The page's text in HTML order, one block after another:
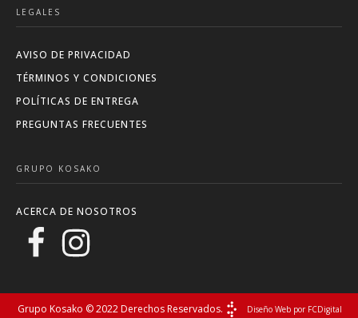
LEGALES
AVISO DE PRIVACIDAD
TÉRMINOS Y CONDICIONES
POLÍTICAS DE ENTREGA
PREGUNTAS FRECUENTES
GRUPO KOSAKO
ACERCA DE NOSOTROS
Grupo Kosako © 2022 Derechos Reservados. Diseño Web por FCDigital